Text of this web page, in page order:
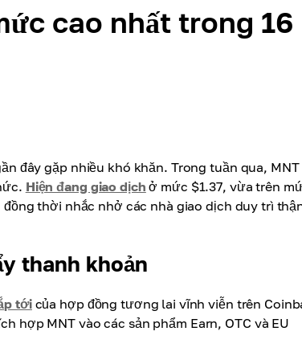
cao nhất trong 16
đây gặp nhiều khó khăn. Trong tuần qua, MNT
Hiện đang giao dịch ở mức $1.37, vừa trên
thời nhắc nhở các nhà giao dịch duy trì
thanh khoản
tớicủa hợp đồng tương lai vĩnh viễn trên
hợp MNT vào các sản phẩm Earn, OTC và EU